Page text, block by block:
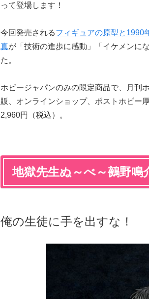
って登場します！
今回発売されるフィギュアの原型と1990
真が「技術の進歩に感動」「イケメンに
た。
ホビージャパンのみの限定商品で、月刊
販、オンラインショップ、ポストホビー
2,960円（税込）。
地獄先生ぬ～べ～鵺野鳴
俺の生徒に手を出すな！